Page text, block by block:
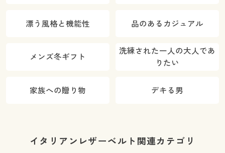
漂う風格と機能性 品のあるカジュアル
メンズ冬ギフト
洗練された一人の大人であ
りたい
家族への贈り物 デキる男
イタリアンレザーベルト関連カテゴリ